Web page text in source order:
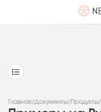
Главная/Документы/Продукты/